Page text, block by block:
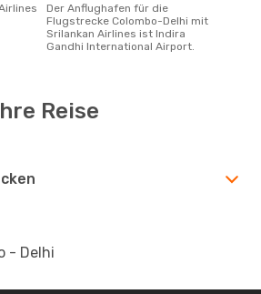
Der Anflughafen für die
Flugstrecke Colombo-Delhi mit
Srilankan Airlines ist Indira
Gandhi International Airport.
Reise
- Delhi